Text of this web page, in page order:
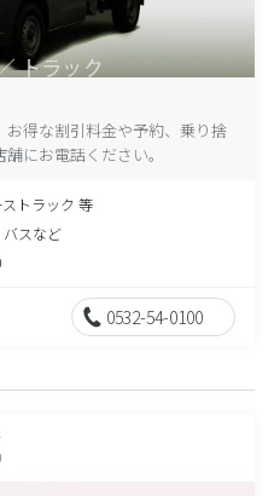
お得な割引料金や予約、乗り捨
にお電話ください。
トラック 等
バスなど
0532-54-0100